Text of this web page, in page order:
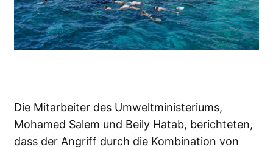
Die Mitarbeiter des Umweltministeriums,
Mohamed Salem und Beily Hatab, berichteten,
dass der Angriff durch die Kombination von